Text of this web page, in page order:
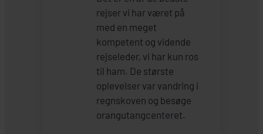
rejser vi har været på
med en meget
kompetent og vidende
rejseleder, vi har kun ros
til ham. De største
oplevelser var vandring i
regnskoven og besøge
orangutangcenteret.